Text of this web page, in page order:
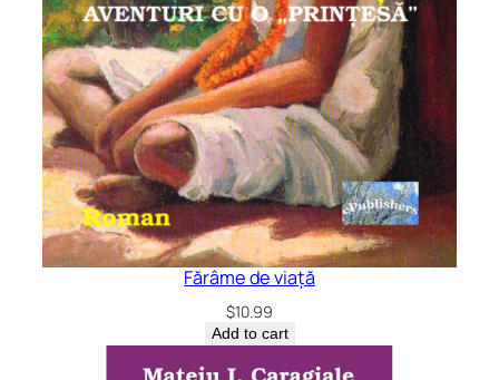
Fărâme de viață
$10.99
Add to cart